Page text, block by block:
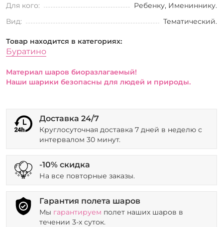
Для кого:
Ребенку, Имениннику.
Вид:
Тематический.
Товар находится в категориях:
Буратино
Материал шаров биоразлагаемый!
Наши шарики безопасны для людей и природы.
Доставка 24/7
Круглосуточная доставка 7 дней в неделю с
интервалом 30 минут.
-10% скидка
На все повторные заказы.
Гарантия полета шаров
Мы гарантируем полет наших шаров в
течении 3-х суток.